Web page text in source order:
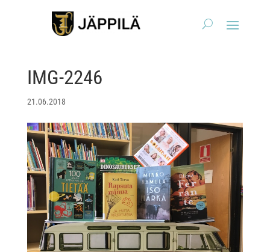
IMG-2246
21.06.2018